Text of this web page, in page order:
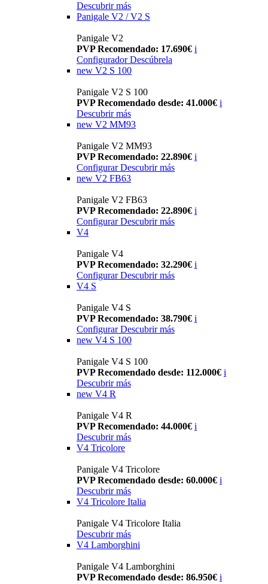
Descubrir más
Panigale V2 / V2 S
Panigale V2
PVP Recomendado: 17.690€ i
Configurador Descúbrela
new V2 S 100
Panigale V2 S 100
PVP Recomendado desde: 41.000€ i
Descubrir más
new V2 MM93
Panigale V2 MM93
PVP Recomendado: 22.890€ i
Configurar Descubrir más
new V2 FB63
Panigale V2 FB63
PVP Recomendado: 22.890€ i
Configurar Descubrir más
V4
Panigale V4
PVP Recomendado: 32.290€ i
Configurar Descubrir más
V4 S
Panigale V4 S
PVP Recomendado: 38.790€ i
Configurar Descubrir más
new V4 S 100
Panigale V4 S 100
PVP Recomendado desde: 112.000€ i
Descubrir más
new V4 R
Panigale V4 R
PVP Recomendado: 44.000€ i
Descubrir más
V4 Tricolore
Panigale V4 Tricolore
PVP Recomendado desde: 60.000€ i
Descubrir más
V4 Tricolore Italia
Panigale V4 Tricolore Italia
Descubrir más
V4 Lamborghini
Panigale V4 Lamborghini
PVP Recomendado desde: 86.950€ i